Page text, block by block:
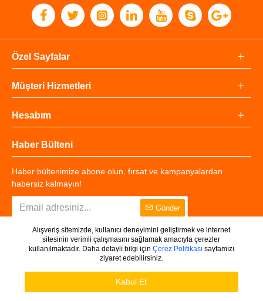
Özel Sayfalar
Müşteri Hizmetleri
Hesabım
Haber Bülteni
Haber bültenimize abone olun, fırsat ve kampanyalardan
habersiz kalmayın!
Gönder
Copyright © 2025 - Tüm Hakları Saklıdır.
Alışveriş sitemizde, kullanıcı deneyimini geliştirmek ve internet
sitesinin verimli çalışmasını sağlamak amacıyla çerezler
kullanılmaktadır. Daha detaylı bilgi için Çerez Politikasısayfamızı
ziyaret edebilirsiniz.
Kabul Et
Ürünleri Filtrele